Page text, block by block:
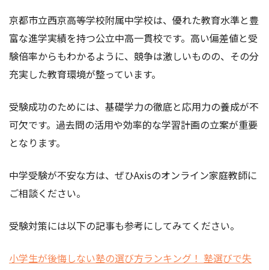
京都市立西京高等学校附属中学校は、優れた教育水準と豊
富な進学実績を持つ公立中高一貫校です。高い偏差値と受
験倍率からもわかるように、競争は激しいものの、その分
充実した教育環境が整っています。
受験成功のためには、基礎学力の徹底と応用力の養成が不
可欠です。過去問の活用や効率的な学習計画の立案が重要
となります。
中学受験が不安な方は、ぜひAxisのオンライン家庭教師に
ご相談ください。
受験対策には以下の記事も参考にしてみてください。
小学生が後悔しない塾の選び方ランキング！ 塾選びで失